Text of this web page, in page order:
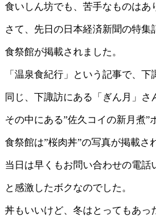
食いしん坊でも、苦手なものはあ
さて、先日の日本経済新聞の特集
食祭館が掲載されました。
「温泉食紀行」という記事で、下
同じ、下諏訪にある「ぎん月」さ
その中にある”佐久コイの新月煮”
食祭館は”桜肉丼”の写真が掲載さ
当日は早くもお問い合わせの電話
と感激したボクなのでした。
丼もいいけど、冬はとってもあっ